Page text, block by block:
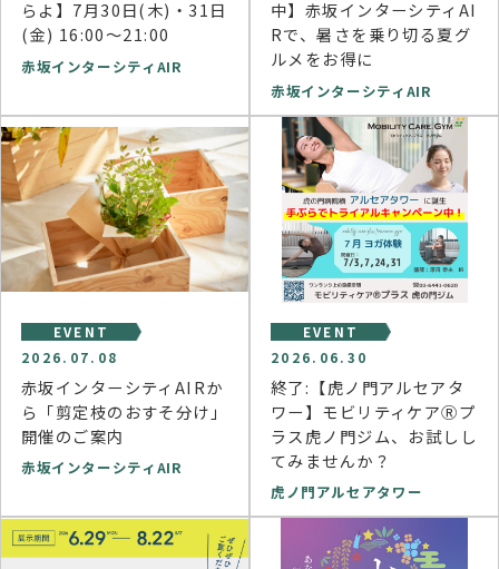
らよ】7月30日(木)・31日
(金) 16:00～21:00
赤坂インターシティAIR
中】赤坂インターシティAI
Rで、暑さを乗り切る夏グ
ルメをお得に
赤坂インターシティAIR
EVENT
2026.07.08
赤坂インターシティAIRか
ら「剪定枝のおすそ分け」
開催のご案内
赤坂インターシティAIR
EVENT
2026.06.30
終了:【虎ノ門アルセアタ
ワー】モビリティケアⓇプ
ラス虎ノ門ジム、お試しし
てみませんか？
虎ノ門アルセアタワー